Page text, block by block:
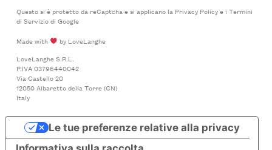
Questo si è protetto da reCaptcha e si applicano la Privacy Policye i Termini
di Serviziodi Google
Made with
by LoveLanghe
LoveLanghe S.R.L.
P.IVA 03796440042
Via Castello 20
12050 Albaretto della Torre (CN)
Italy
Le tue preferenze relative alla privacy